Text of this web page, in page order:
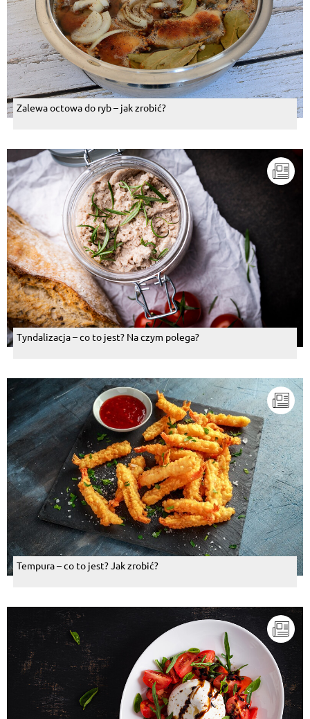
Zalewa octowa do ryb – jak zrobić?
Tyndalizacja – co to jest? Na czym polega?
Tempura – co to jest? Jak zrobić?